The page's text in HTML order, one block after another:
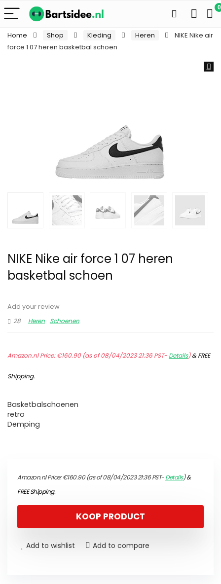
0
Home Shop Kleding Heren
NIKE Nike air
force 1 07 heren basketbal schoen
NIKE Nike air force 1 07 heren
basketbal schoen
Add your review
28
Heren Schoenen
Amazon.nl Price:€160.90(as of 08/04/2023 21:36 PST- Details)&FREE
Shipping.
Basketbalschoenen
retro
Demping
Amazon.nl Price:€160.90(as of 08/04/2023 21:36 PST-Details)&
FREE Shipping.
KOOP PRODUCT
Add to wishlist Add to compare